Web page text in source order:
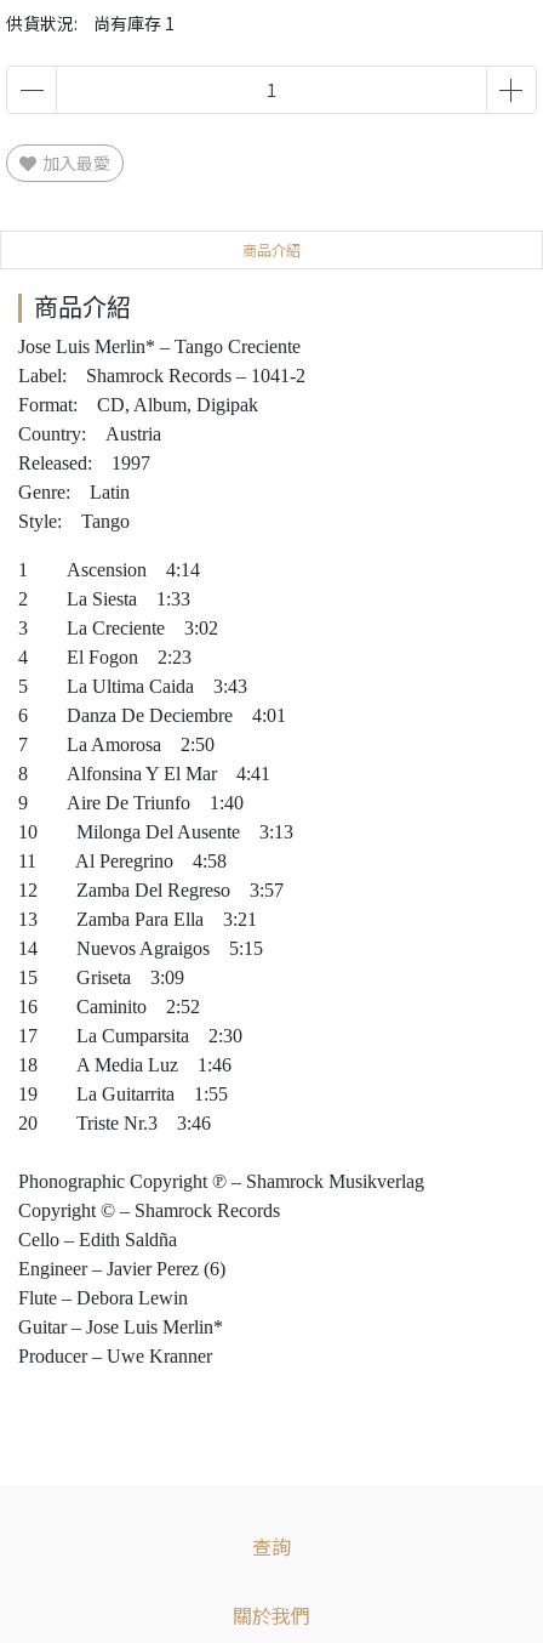
供貨狀況: 尚有庫存 1
加入最愛
商品介紹
商品介紹
Jose Luis Merlin* – Tango Creciente
Label: Shamrock Records – 1041-2
Format: CD, Album, Digipak
Country: Austria
Released: 1997
Genre: Latin
Style: Tango
1 Ascension 4:14
2 La Siesta 1:33
3 La Creciente 3:02
4 El Fogon 2:23
5 La Ultima Caida 3:43
6 Danza De Deciembre 4:01
7 La Amorosa 2:50
8 Alfonsina Y El Mar 4:41
9 Aire De Triunfo 1:40
10 Milonga Del Ausente 3:13
11 Al Peregrino 4:58
12 Zamba Del Regreso 3:57
13 Zamba Para Ella 3:21
14 Nuevos Agraigos 5:15
15 Griseta 3:09
16 Caminito 2:52
17 La Cumparsita 2:30
18 A Media Luz 1:46
19 La Guitarrita 1:55
20 Triste Nr.3 3:46
Phonographic Copyright ℗ – Shamrock Musikverlag
Copyright © – Shamrock Records
Cello – Edith Saldña
Engineer – Javier Perez (6)
Flute – Debora Lewin
Guitar – Jose Luis Merlin*
Producer – Uwe Kranner
查詢
關於我們